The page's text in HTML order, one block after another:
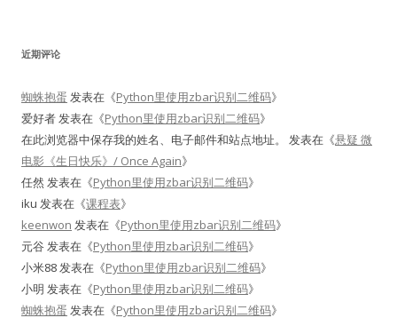
近期评论
蜘蛛抱蛋 发表在《Python里使用zbar识别二维码》
爱好者发表在《Python里使用zbar识别二维码》
在此浏览器中保存我的姓名、电子邮件和站点地址。
发表在《悬疑 微
电影《生日快乐》/ Once Again》
任然 发表在《Python里使用zbar识别二维码》
iku 发表在《课程表》
keenwon 发表在《Python里使用zbar识别二维码》
元谷发表在《Python里使用zbar识别二维码》
小米88发表在《Python里使用zbar识别二维码》
小明 发表在《Python里使用zbar识别二维码》
蜘蛛抱蛋 发表在《Python里使用zbar识别二维码》